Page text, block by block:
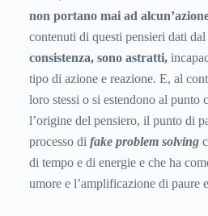
non portano mai ad
contenuti di questi pensieri dati
consistenza, sono astratti,
tipo di azione e reazione. E, al
loro stessi o si estendono al punto
l’origine del pensiero, il punto di
processo di fake problem solving
di tempo e di energie e che ha
umore e l’amplificazione di paure